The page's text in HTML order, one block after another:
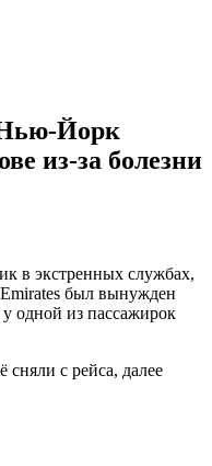
Йорк
из-за болезни
в экстренных службах,
был вынужден
у одной из пассажирок
сняли с рейса, далее